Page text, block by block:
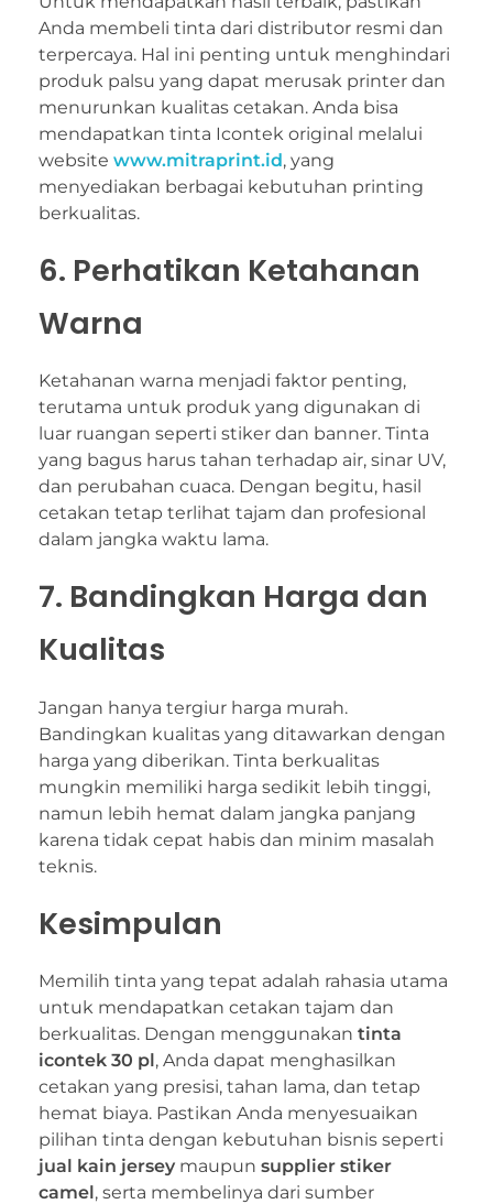
Anda membeli tinta dari distributor resmi dan
terpercaya. Hal ini penting untuk menghindari
produk palsu yang dapat merusak printer dan
menurunkan kualitas cetakan. Anda bisa
mendapatkan tinta Icontek original melalui
website www.mitraprint.id, yang
menyediakan berbagai kebutuhan printing
berkualitas.
6. Perhatikan Ketahanan
Warna
Ketahanan warna menjadi faktor penting,
terutama untuk produk yang digunakan di
luar ruangan seperti stiker dan banner. Tinta
yang bagus harus tahan terhadap air, sinar UV,
dan perubahan cuaca. Dengan begitu, hasil
cetakan tetap terlihat tajam dan profesional
dalam jangka waktu lama.
7. Bandingkan Harga dan
Kualitas
Jangan hanya tergiur harga murah.
Bandingkan kualitas yang ditawarkan dengan
harga yang diberikan. Tinta berkualitas
mungkin memiliki harga sedikit lebih tinggi,
namun lebih hemat dalam jangka panjang
karena tidak cepat habis dan minim masalah
teknis.
Kesimpulan
Memilih tinta yang tepat adalah rahasia utama
untuk mendapatkan cetakan tajam dan
berkualitas. Dengan menggunakan tinta
icontek 30 pl, Anda dapat menghasilkan
cetakan yang presisi, tahan lama, dan tetap
hemat biaya. Pastikan Anda menyesuaikan
pilihan tinta dengan kebutuhan bisnis seperti
jual kain jersey maupun supplier stiker
camel, serta membelinya dari sumber